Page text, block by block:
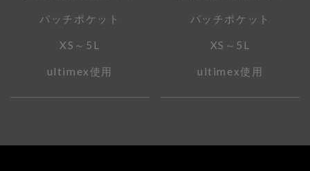
パッチポケット
XS～5L
ultimex使用
パッチポケット
XS～5L
ultimex使用